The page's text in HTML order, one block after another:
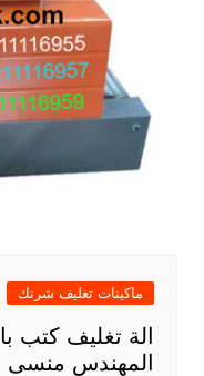
ماكينات تغليف شرنك
المهندس منسى